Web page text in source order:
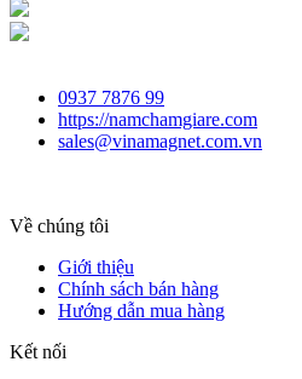
0937 7876 99
https://namchamgiare.com
sales@vinamagnet.com.vn
Về chúng tôi
Giới thiệu
Chính sách bán hàng
Hướng dẫn mua hàng
Kết nối